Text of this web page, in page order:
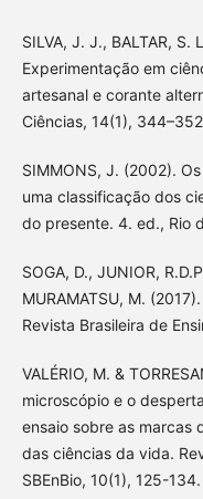
SILVA, J. J., BALTAR, S.
Experimentação em
artesanal e corante
Ciências, 14(1),
SIMMONS, J. (2002).
uma classificação dos
do presente. 4. ed., Rio
SOGA, D., JUNIOR,
MURAMATSU, M.
Revista Brasileira de
VALÉRIO, M. &
microscópio e o
ensaio sobre as marcas
das ciências da vida.
SBEnBio, 10(1), 125-134.